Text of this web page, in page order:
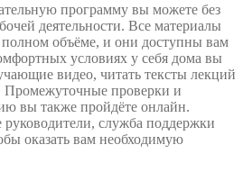
программу вы можете без
деятельности. Все материалы
полном объёме, и они доступны вам
условиях у себя дома вы
видео, читать тексты лекций
Промежуточные проверки и
вы также пройдёте онлайн.
служба поддержки
оказать вам необходимую